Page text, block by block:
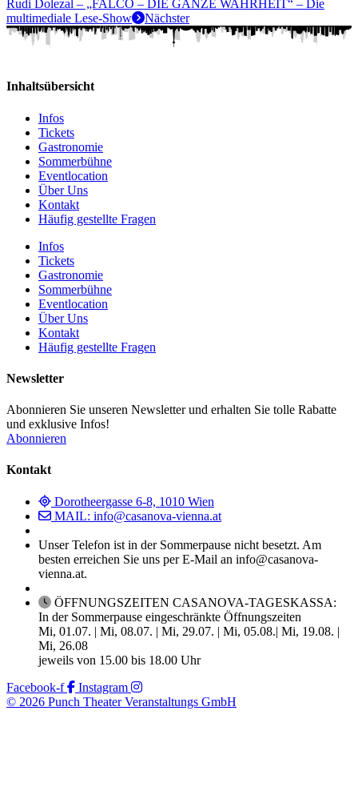
Rudi Dolezal – „FALCO – DIE GANZE WAHRHEIT“ – Die
multimediale Lese-Show
Nächster
Inhaltsübersicht
Infos
Tickets
Gastronomie
Sommerbühne
Eventlocation
Über Uns
Kontakt
Häufig gestellte Fragen
Infos
Tickets
Gastronomie
Sommerbühne
Eventlocation
Über Uns
Kontakt
Häufig gestellte Fragen
Newsletter
Abonnieren Sie unseren Newsletter und erhalten Sie tolle Rabatte
und exklusive Infos!
Abonnieren
Kontakt
Dorotheergasse 6-8, 1010 Wien
MAIL: info@casanova-vienna.at
Unser Telefon ist in der Sommerpause nicht besetzt. Am
besten erreichen Sie uns per E-Mail an info@casanova-
vienna.at.
ÖFFNUNGSZEITEN CASANOVA-TAGESKASSA:
In der Sommerpause eingeschränkte Öffnungszeiten
Mi, 01.07. | Mi, 08.07. | Mi, 29.07. | Mi, 05.08.| Mi, 19.08. |
Mi, 26.08
jeweils von 15.00 bis 18.00 Uhr
Facebook-f
Instagram
© 2026 Punch Theater Veranstaltungs GmbH